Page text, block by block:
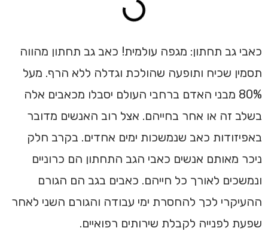
כאבי גב תחתון: מגפה עולמית! כאב גב תחתון מהווה
תסמין שכיח ותופעה שהולכת וגדלה ללא הרף. מעל
80% מבני האדם ברחבי העולם יסבלו מכאבים אלה
בשלב זה או אחר בחייהם. אצל רוב האנשים מדובר
באפיזודות כאב שנמשכות ימים אחדים. בקרב חלק
ניכר מאותם אנשים כאבי הגב התחתון הם כרוניים
ונמשכים לאורך כל חייהם. כאבים בגב הם הגורם
ההעיקרי לכך להחסרת ימי עבודה והגורם השני לאחר
שפעת לפנייה לקבלת שירותים רפואיים.